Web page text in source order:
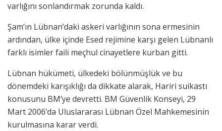
varlığını sonlandırmak zorunda kaldı.
Şam’ın Lübnan’daki askeri varlığının sona ermesinin
ardından, ülke içinde Esed rejimine karşı gelen Lübnanlı
farklı isimler faili meçhul cinayetlere kurban gitti.
Lübnan hükümeti, ülkedeki bölünmüşlük ve bu
dönemdeki karışıklığı da dikkate alarak, Hariri suikastı
konusunu BM’ye devretti. BM Güvenlik Konseyi, 29
Mart 2006’da Uluslararası Lübnan Özel Mahkemesinin
kurulmasına karar verdi.